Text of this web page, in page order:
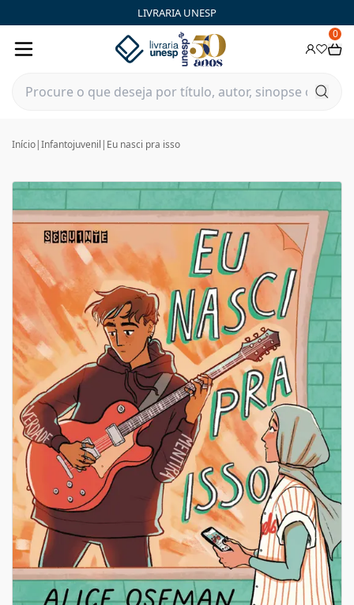
LIVRARIA UNESP
0
Início|Infantojuvenil | Eu nasci pra isso